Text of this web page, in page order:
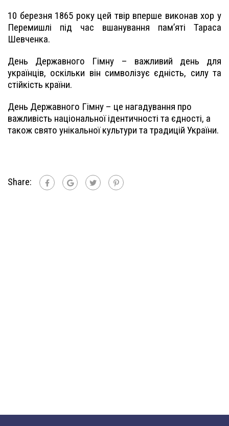
10 березня 1865 року цей твір вперше виконав хор у
Перемишлі під час вшанування пам’яті Тараса
Шевченка.
День Державного Гімну – важливий день для
українців, оскільки він символізує єдність, силу та
стійкість країни.
День Державного Гімну – це нагадування про
важливість національної ідентичності та єдності, а
також свято унікальної культури та традицій України.
Share: